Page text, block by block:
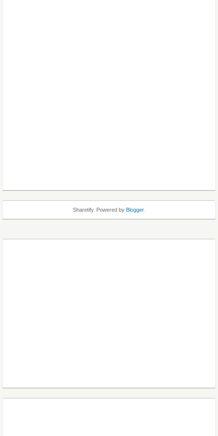
Sharetify. Powered by Blogger.